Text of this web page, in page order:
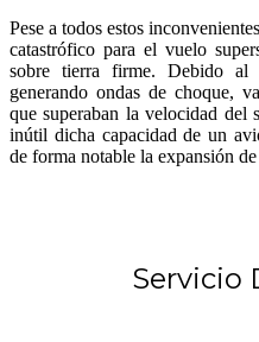
Pese a todos estos
catastrófico para el vuelo
sobre tierra firme. Debido al
generando ondas de choque,
que superaban la velocidad del
inútil dicha capacidad de un
de forma notable la expansión
Servicio